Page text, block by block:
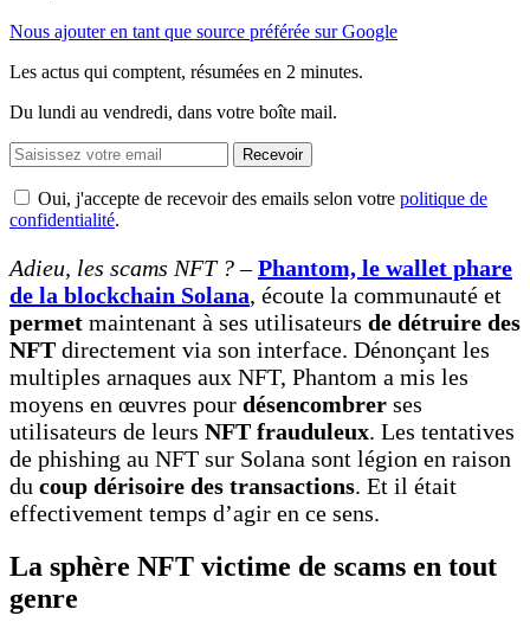
Nous ajouter en tant que source préférée sur Google
Les actus qui comptent, résumées en 2 minutes.
Du lundi au vendredi, dans votre boîte mail.
Recevoir
Oui, j'accepte de recevoir des emails selon votre politique de
confidentialité.
Adieu, les scams NFT ? – Phantom, le wallet phare
de la blockchain Solana, écoute la communauté et
permet maintenant à ses utilisateurs de détruire des
NFT directement via son interface. Dénonçant les
multiples arnaques aux NFT, Phantom a mis les
moyens en œuvres pour désencombrer ses
utilisateurs de leurs NFT frauduleux. Les tentatives
de phishing au NFT sur Solana sont légion en raison
du coup dérisoire des transactions. Et il était
effectivement temps d’agir en ce sens.
La sphère NFT victime de scams en tout
genre